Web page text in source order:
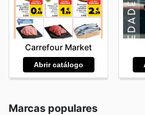
Carrefour Market
Abrir catálogo
Marcas populares